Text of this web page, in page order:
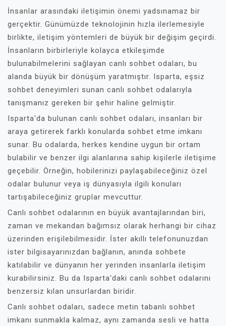
İnsanlar arasındaki iletişimin önemi yadsınamaz bir
gerçektir. Günümüzde teknolojinin hızla ilerlemesiyle
birlikte, iletişim yöntemleri de büyük bir değişim geçirdi.
İnsanların birbirleriyle kolayca etkileşimde
bulunabilmelerini sağlayan canlı sohbet odaları, bu
alanda büyük bir dönüşüm yaratmıştır. Isparta, eşsiz
sohbet deneyimleri sunan canlı sohbet odalarıyla
tanışmanız gereken bir şehir haline gelmiştir.
Isparta'da bulunan canlı sohbet odaları, insanları bir
araya getirerek farklı konularda sohbet etme imkanı
sunar. Bu odalarda, herkes kendine uygun bir ortam
bulabilir ve benzer ilgi alanlarına sahip kişilerle iletişime
geçebilir. Örneğin, hobilerinizi paylaşabileceğiniz özel
odalar bulunur veya iş dünyasıyla ilgili konuları
tartışabileceğiniz gruplar mevcuttur.
Canlı sohbet odalarının en büyük avantajlarından biri,
zaman ve mekandan bağımsız olarak herhangi bir cihaz
üzerinden erişilebilmesidir. İster akıllı telefonunuzdan
ister bilgisayarınızdan bağlanın, anında sohbete
katılabilir ve dünyanın her yerinden insanlarla iletişim
kurabilirsiniz. Bu da Isparta'daki canlı sohbet odalarını
benzersiz kılan unsurlardan biridir.
Canlı sohbet odaları, sadece metin tabanlı sohbet
imkanı sunmakla kalmaz, aynı zamanda sesli ve hatta